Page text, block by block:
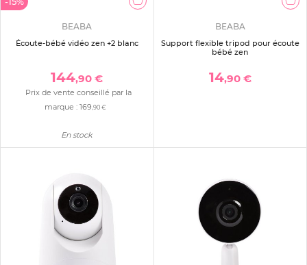
BEABA
Écoute-bébé vidéo zen +2 blanc
144,90 €
Prix de vente conseillé par la
marque :169,90 €
En stock
BEABA
Support flexible tripod pour écoute
bébé zen
14,90 €